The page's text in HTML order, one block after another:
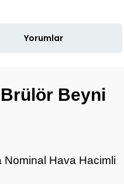
Yorumlar
Beyni
Nominal Hava Hacimli